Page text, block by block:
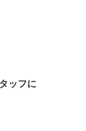
ッフに